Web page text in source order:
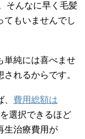
そんなに早く毛髪
てもいませんでし
単純には喜べませ
れるからです。
費用総額は
選択できるほど
生治療費用が